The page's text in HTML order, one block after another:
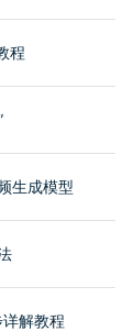
程
生成模型
解教程